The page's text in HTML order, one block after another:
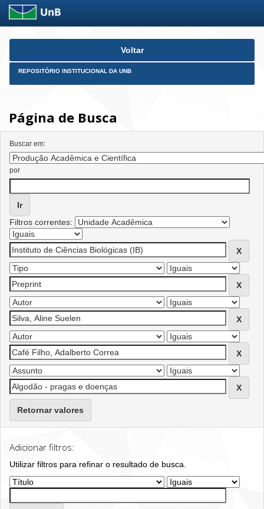
Skip
Voltar
REPOSITÓRIO INSTITUCIONAL DA UNB
Página de Busca
Buscar em:
por
Filtros correntes:
Retornar valores
Adicionar filtros:
Utilizar filtros para refinar o resultado de busca.